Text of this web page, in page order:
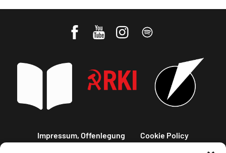
Impressum, Offenlegung Cookie Policy